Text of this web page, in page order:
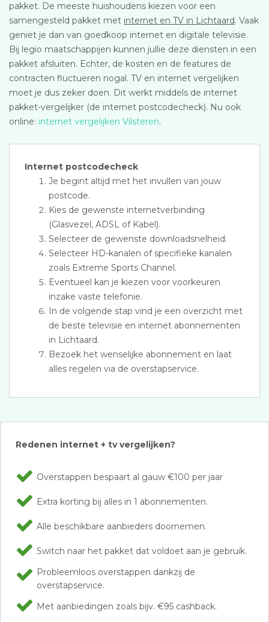
pakket. De meeste huishoudens kiezen voor een
samengesteld pakket met internet en TV in Lichtaard. Vaak
geniet je dan van goedkoop internet en digitale televisie.
Bij legio maatschappijen kunnen jullie deze diensten in een
pakket afsluiten. Echter, de kosten en de features de
contracten fluctueren nogal. TV en internet vergelijken
moet je dus zeker doen. Dit werkt middels de internet
pakket-vergelijker (de internet postcodecheck). Nu ook
online: internet vergelijken Vilsteren.
Internet postcodecheck
Je begint altijd met het invullen van jouw
postcode.
Kies de gewenste internetverbinding
(Glasvezel, ADSL of Kabel).
Selecteer de gewenste downloadsnelheid.
Selecteer HD-kanalen of specifieke kanalen
zoals Extreme Sports Channel.
Eventueel kan je kiezen voor voorkeuren
inzake vaste telefonie.
In de volgende stap vind je een overzicht met
de beste televisie en internet abonnementen
in Lichtaard.
Bezoek het wenselijke abonnement en laat
alles regelen via de overstapservice.
Redenen internet + tv vergelijken?
Overstappen bespaart al gauw €100 per jaar
Extra korting bij alles in 1 abonnementen.
Alle beschikbare aanbieders doornemen.
Switch naar het pakket dat voldoet aan je gebruik.
Probleemloos overstappen dankzij de
overstapservice.
Met aanbiedingen zoals bijv. €95 cashback.